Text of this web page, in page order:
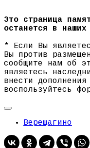
Это страница
останется в наших
* Если Вы
Вы против
сообщите нам об
являетесь
внести
воспользуйтесь
Верещагино